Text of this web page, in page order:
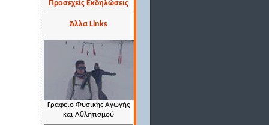
Προσεχείς Εκδηλώσεις
Άλλα Links
Γραφείο Φυσικής Αγωγής
και Αθλητισμού